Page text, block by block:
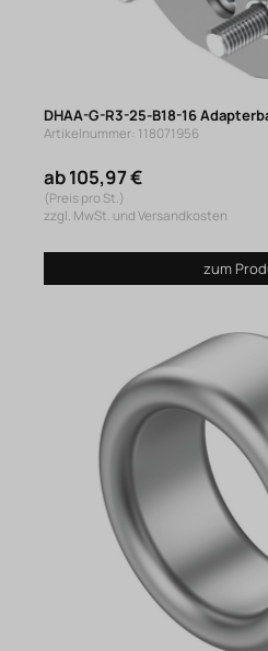
DHAA-G-R3-25-B18-16
Artikelnummer: 118071956
ab 105,97 €
(Preis pro St.)
zzgl. MwSt. und Versandkosten
zum